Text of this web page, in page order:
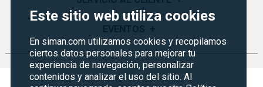
Este sitio web utiliza cookies
En siman.com utilizamos cookies y recopilamos
ciertos datos personales para mejorar tu
experiencia de navegación, personalizar
contenidos y analizar el uso del sitio. Al
Historia
Servicios
Empleos Siman
Certificados de Regalo
Siman PRO
Credisiman
Política de devoluciones y garantías
Contáctenos
Rebajas